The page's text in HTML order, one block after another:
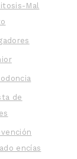
Mal
de
encías